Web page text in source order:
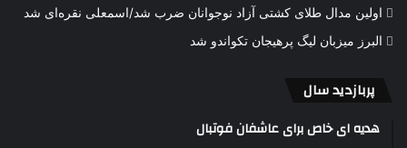
اولین مدال طلای کشتی آزاد نوجوانان ضرب شد/اسمعلی نقره‌ای شد
البرز میزبان لیگ پرهیجان تکواندو شد
پربازدید سال
هدیه ای خاص برای عاشفان فوتبال